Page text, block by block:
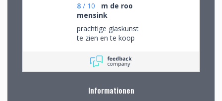
8 / 10
m de roo
mensink
prachtige glaskunst
te zien en te koop
Informationen